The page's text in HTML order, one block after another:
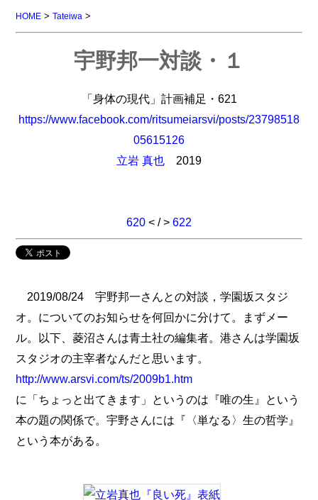
HOME >Tateiwa >
宇野邦一対談・１
「身体の現代」計画補足・621
https://www.facebook.com/ritsumeiarsvi/posts/23798518
05615126
立岩 真也 2019
620 < / > 622
2019/08/24 宇野邦一さんとの対談，学園坂スタジ
オ。についてのお知らせを何回かに分けて。まずメー
ル。以下、菱沼さんは青土社の編集者。港さんは学園坂
スタジオの主宰者なんだと思います。
http://www.arsvi.com/ts/2009b1.htm
に「ちょっと出てきます」というのは『唯の生』という
本の題の関係で。宇野さんには『〈単なる〉生の哲学』
という本がある。